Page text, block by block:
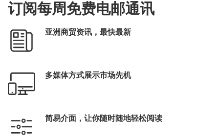
订阅每周免费电邮通讯
亚洲商贸资讯，最快最新
多媒体方式展示市场先机
简易介面，让你随时随地轻松阅读